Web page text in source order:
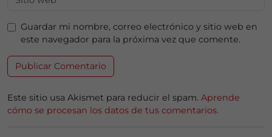
Guardar mi nombre, correo electrónico y sitio web en
este navegador para la próxima vez que comente.
Este sitio usa Akismet para reducir el spam. Aprende
cómo se procesan los datos de tus comentarios.